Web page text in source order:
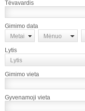
Tėvavardis
Gimimo data
Metai
Mėnuo
Lytis
Lytis
Gimimo vieta
Gyvenamoji vieta